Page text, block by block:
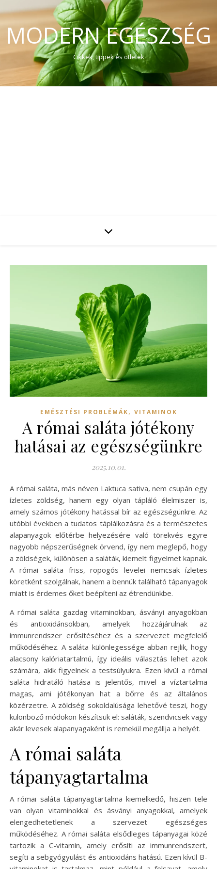
MODERN EGÉSZSÉG
Cikkek, tippek és ötletek
EMÉSZTÉSI PROBLÉMÁK, VITAMINOK
A római saláta jótékony
hatásai az egészségünkre
2025.10.01.
A római saláta, más néven Laktuca sativa, nem csupán egy
ízletes zöldség, hanem egy olyan tápláló élelmiszer is,
amely számos jótékony hatással bír az egészségünkre. Az
utóbbi években a tudatos táplálkozásra és a természetes
alapanyagok előtérbe helyezésére való törekvés egyre
nagyobb népszerűségnek örvend, így nem meglepő, hogy
a zöldségek, különösen a saláták, kiemelt figyelmet kapnak.
A római saláta friss, ropogós levelei nemcsak ízletes
köretként szolgálnak, hanem a bennük található tápanyagok
miatt is érdemes őket beépíteni az étrendünkbe.
A római saláta gazdag vitaminokban, ásványi anyagokban
és antioxidánsokban, amelyek hozzájárulnak az
immunrendszer erősítéséhez és a szervezet megfelelő
működéséhez. A saláta különlegessége abban rejlik, hogy
alacsony kalóriatartalmú, így ideális választás lehet azok
számára, akik figyelnek a testsúlyukra. Ezen kívül a római
saláta hidratáló hatása is jelentős, mivel a víztartalma
magas, ami jótékonyan hat a bőrre és az általános
közérzetre. A zöldség sokoldalúsága lehetővé teszi, hogy
különböző módokon készítsük el: saláták, szendvicsek vagy
akár levesek alapanyagaként is remekül megállja a helyét.
A római saláta
tápanyagtartalma
A római saláta tápanyagtartalma kiemelkedő, hiszen tele
van olyan vitaminokkal és ásványi anyagokkal, amelyek
elengedhetetlenek a szervezet egészséges
működéséhez. A római saláta elsődleges tápanyagai közé
tartozik a C-vitamin, amely erősíti az immunrendszert,
segíti a sebgyógyulást és antioxidáns hatású. Ezen kívül B-